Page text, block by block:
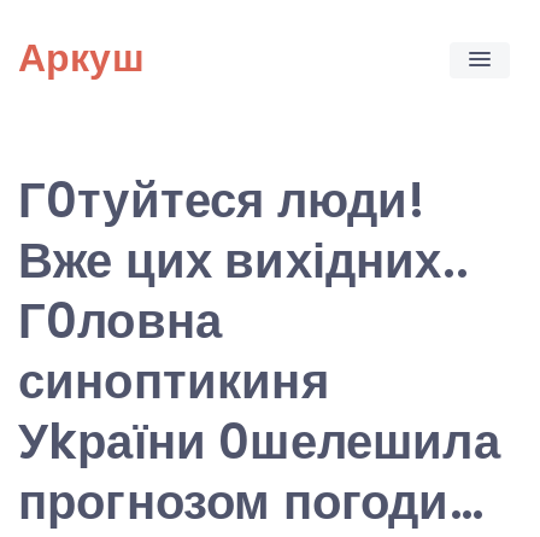
content
Аркуш
Г0туйтеся люди!
Вже цих вихідних..
Г0ловна
синоптикиня
Уkраїни 0шелешила
прогнозом погоди…